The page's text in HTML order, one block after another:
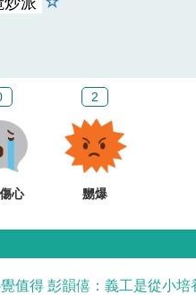
心
2
嬲爆
值得 彭韻僖：義工是從小培